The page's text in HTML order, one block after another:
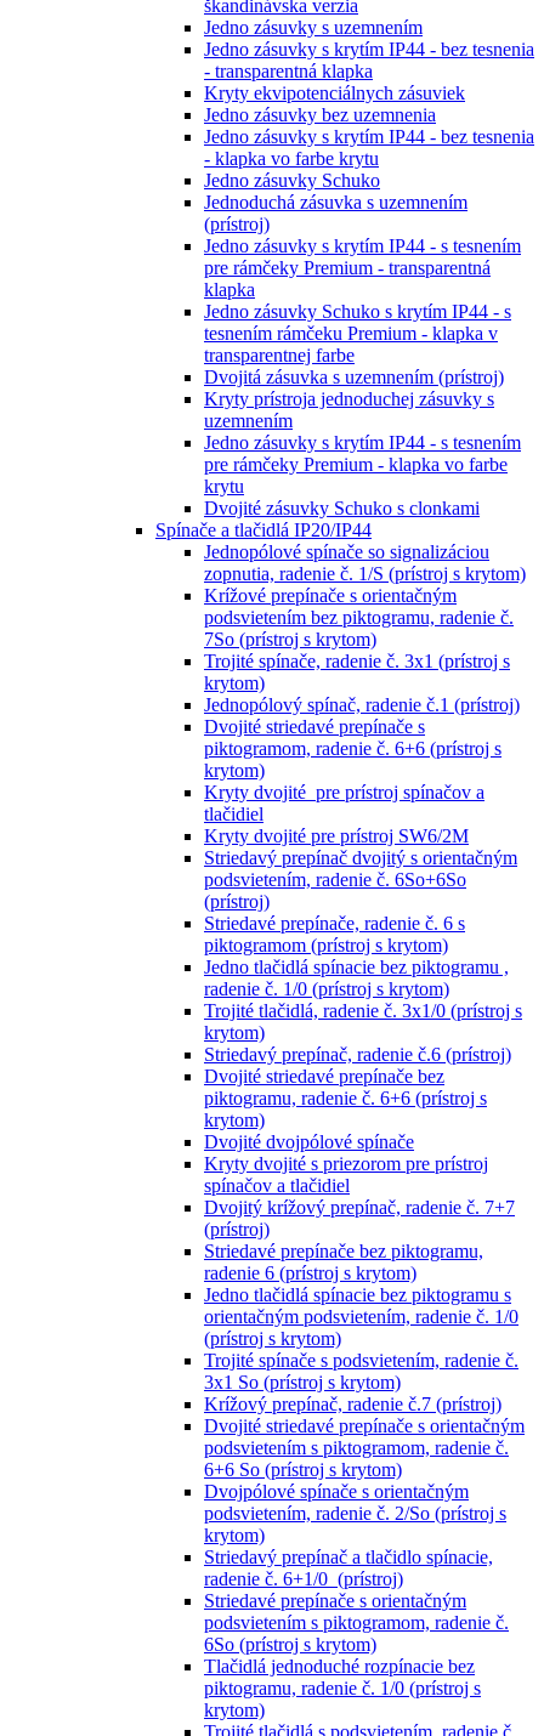
škandinávska verzia
Jedno zásuvky s uzemnením
Jedno zásuvky s krytím IP44 - bez tesnenia
- transparentná klapka
Kryty ekvipotenciálnych zásuviek
Jedno zásuvky bez uzemnenia
Jedno zásuvky s krytím IP44 - bez tesnenia
- klapka vo farbe krytu
Jedno zásuvky Schuko
Jednoduchá zásuvka s uzemnením
(prístroj)
Jedno zásuvky s krytím IP44 - s tesnením
pre rámčeky Premium - transparentná
klapka
Jedno zásuvky Schuko s krytím IP44 - s
tesnením rámčeku Premium - klapka v
transparentnej farbe
Dvojitá zásuvka s uzemnením (prístroj)
Kryty prístroja jednoduchej zásuvky s
uzemnením
Jedno zásuvky s krytím IP44 - s tesnením
pre rámčeky Premium - klapka vo farbe
krytu
Dvojité zásuvky Schuko s clonkami
Spínače a tlačidlá IP20/IP44
Jednopólové spínače so signalizáciou
zopnutia, radenie č. 1/S (prístroj s krytom)
Krížové prepínače s orientačným
podsvietením bez piktogramu, radenie č.
7So (prístroj s krytom)
Trojité spínače, radenie č. 3x1 (prístroj s
krytom)
Jednopólový spínač, radenie č.1 (prístroj)
Dvojité striedavé prepínače s
piktogramom, radenie č. 6+6 (prístroj s
krytom)
Kryty dvojité pre prístroj spínačov a
tlačidiel
Kryty dvojité pre prístroj SW6/2M
Striedavý prepínač dvojitý s orientačným
podsvietením, radenie č. 6So+6So
(prístroj)
Striedavé prepínače, radenie č. 6 s
piktogramom (prístroj s krytom)
Jedno tlačidlá spínacie bez piktogramu ,
radenie č. 1/0 (prístroj s krytom)
Trojité tlačidlá, radenie č. 3x1/0 (prístroj s
krytom)
Striedavý prepínač, radenie č.6 (prístroj)
Dvojité striedavé prepínače bez
piktogramu, radenie č. 6+6 (prístroj s
krytom)
Dvojité dvojpólové spínače
Kryty dvojité s priezorom pre prístroj
spínačov a tlačidiel
Dvojitý krížový prepínač, radenie č. 7+7
(prístroj)
Striedavé prepínače bez piktogramu,
radenie 6 (prístroj s krytom)
Jedno tlačidlá spínacie bez piktogramu s
orientačným podsvietením, radenie č. 1/0
(prístroj s krytom)
Trojité spínače s podsvietením, radenie č.
3x1 So (prístroj s krytom)
Krížový prepínač, radenie č.7 (prístroj)
Dvojité striedavé prepínače s orientačným
podsvietením s piktogramom, radenie č.
6+6 So (prístroj s krytom)
Dvojpólové spínače s orientačným
podsvietením, radenie č. 2/So (prístroj s
krytom)
Striedavý prepínač a tlačidlo spínacie,
radenie č. 6+1/0 (prístroj)
Striedavé prepínače s orientačným
podsvietením s piktogramom, radenie č.
6So (prístroj s krytom)
Tlačidlá jednoduché rozpínacie bez
piktogramu, radenie č. 1/0 (prístroj s
krytom)
Trojité tlačidlá s podsvietením, radenie č.